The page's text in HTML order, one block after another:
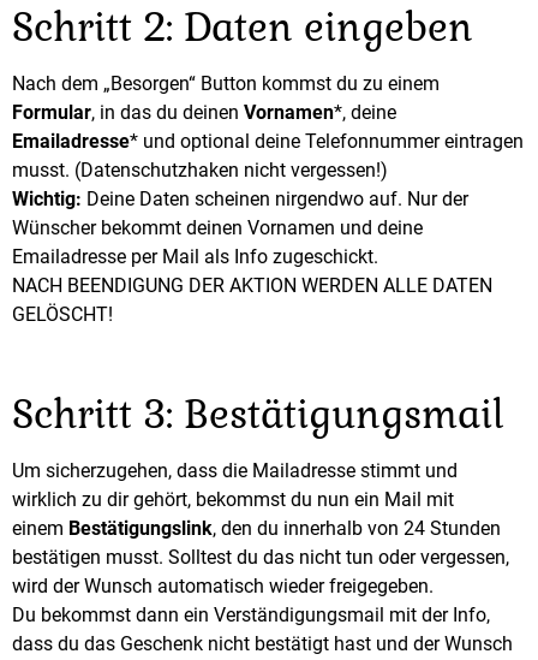
Schritt 2: Daten eingeben
Nach dem „Besorgen“ Button kommst du zu einem
Formular, in das du deinen Vornamen*, deine
Emailadresse* und optional deine Telefonnummer eintragen
musst. (Datenschutzhaken nicht vergessen!)
Wichtig: Deine Daten scheinen nirgendwo auf. Nur der
Wünscher bekommt deinen Vornamen und deine
Emailadresse per Mail als Info zugeschickt.
NACH BEENDIGUNG DER AKTION WERDEN ALLE DATEN
GELÖSCHT!
Schritt 3: Bestätigungsmail
Um sicherzugehen, dass die Mailadresse stimmt und
wirklich zu dir gehört, bekommst du nun ein Mail mit
einem Bestätigungslink, den du innerhalb von 24 Stunden
bestätigen musst. Solltest du das nicht tun oder vergessen,
wird der Wunsch automatisch wieder freigegeben.
Du bekommst dann ein Verständigungsmail mit der Info,
dass du das Geschenk nicht bestätigt hast und der Wunsch